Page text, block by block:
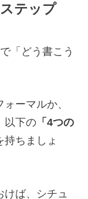
テップ
「どう書こう
ーマルか、
以下の 「4つの
ちましょ
けば、シチュ